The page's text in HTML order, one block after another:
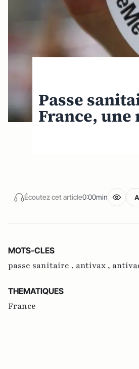
Passe
France,
Écoutez cet article0:00min
MOTS-CLES
passe sanitaire , antivax ,
THEMATIQUES
France